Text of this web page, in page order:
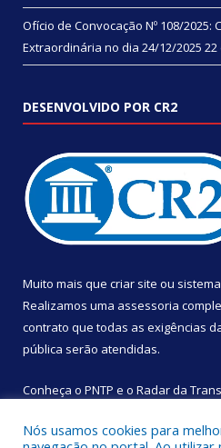
Ofício de Convocação Nº 108/
Extraordinária no dia 24/12/2025 22
DESENVOLVIDO POR CR2
Muito mais que criar site ou
Realizamos uma assessoria
contrato que todas as exigências
pública serão atendidas.
Conheça o PNTP e o Radar da
Nós usamos cookies para